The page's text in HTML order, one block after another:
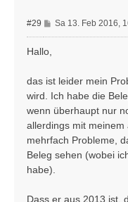
#29
B
e
a
g
Sa 13. Feb 2016,
Hallo,
das ist leider mein
wird. Ich habe die
wenn überhaupt nur
allerdings mit
mehrfach Probleme,
Beleg sehen (wobei
habe).
Dass er aus 2013 ist,